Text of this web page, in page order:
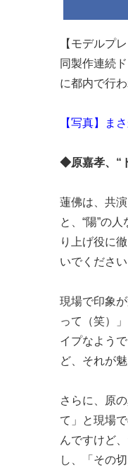
【モデルプ
同製作連続
に都内で行
【写真】ま
◆原嘉孝、“
蓮佛は、共
と、“陽”の
り上げ役に
いでくださ
現場で印象
って（笑）
イプなよう
ど、それが
さらに、原
て」と現場
んですけど
し、「その